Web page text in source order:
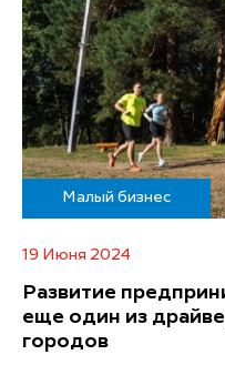
Малый бизнес
19 Июня 2024
Развитие
еще один из
городов